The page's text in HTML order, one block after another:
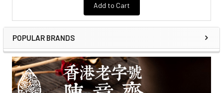
Add to Cart
POPULAR BRANDS